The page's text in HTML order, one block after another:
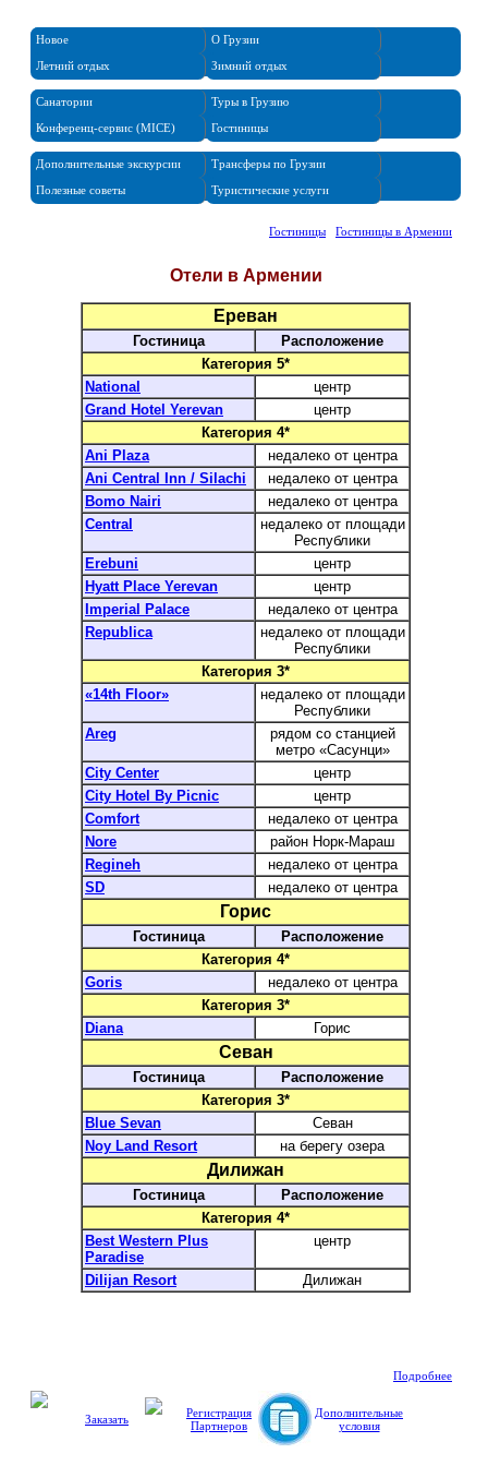
Новое
О Грузии
Летний отдых
Зимний отдых
Санатории
Туры в Грузию
Конференц-сервис (MICE)
Гостиницы
Дополнительные экскурсии
Трансферы по Грузии
Полезные советы
Туристические услуги
Гостиницы Гостиницы в Армении
Отели в Армении
Ереван
Гостиница
Расположение
Категория 5*
National
центр
Grand Hotel Yerevan
центр
Категория 4*
Ani Plaza
недалеко от центра
Ani Central Inn / Silachi
недалеко от центра
Bomo Nairi
недалеко от центра
Central
недалеко от площади
Республики
Erebuni
центр
Hyatt Place Yerevan
центр
Imperial Palace
недалеко от центра
Republica
недалеко от площади
Республики
Категория 3*
«14th Floor»
недалеко от площади
Республики
Areg
рядом со станцией
метро «Сасунци»
City Center
центр
City Hotel By Picnic
центр
Comfort
недалеко от центра
Nore
район Норк-Мараш
Regineh
недалеко от центра
SD
недалеко от центра
Горис
Гостиница
Расположение
Категория 4*
Goris
недалеко от центра
Категория 3*
Diana
Горис
Севан
Гостиница
Расположение
Категория 3*
Blue Sevan
Севан
Noy Land Resort
на берегу озера
Дилижан
Гостиница
Расположение
Категория 4*
Best Western Plus
Paradise
центр
Dilijan Resort Дилижан
Подробнее
Заказать
Регистрация
Партнеров
Дополнительные
условия